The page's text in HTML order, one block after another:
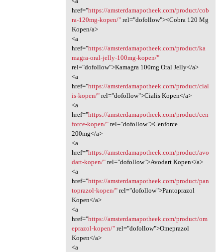
href="https://amsterdamapotheek.com/product/cob
ra-120mg-kopen/"rel="dofollow"><Cobra 120 Mg
Kopen/a>
<a
href="https://amsterdamapotheek.com/product/ka
magra-oral-jelly-100mg-kopen/"
rel="dofollow">Kamagra 100mg Oral Jelly</a>
<a
href="https://amsterdamapotheek.com/product/cial
is-kopen/"rel="dofollow">Cialis Kopen</a>
<a
href="https://amsterdamapotheek.com/product/cen
force-kopen/"rel="dofollow">Cenforce
200mg</a>
<a
href="https://amsterdamapotheek.com/product/avo
dart-kopen/"rel="dofollow">Avodart Kopen</a>
<a
href="https://amsterdamapotheek.com/product/pan
toprazol-kopen/"rel="dofollow">Pantoprazol
Kopen</a>
<a
href="https://amsterdamapotheek.com/product/om
eprazol-kopen/"rel="dofollow">Omeprazol
Kopen</a>
<a